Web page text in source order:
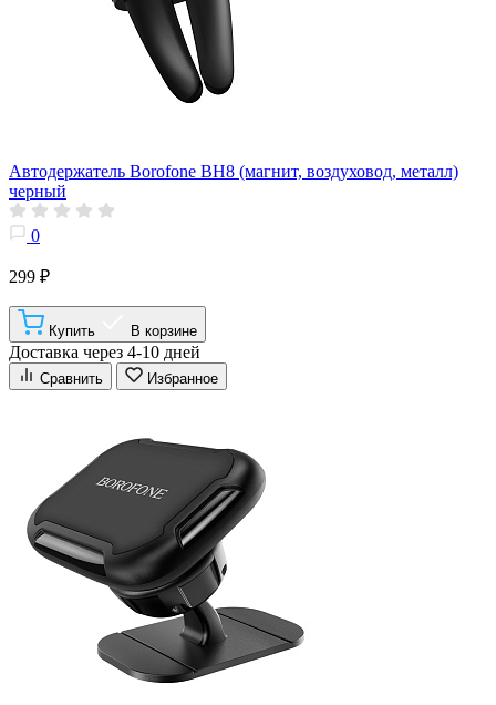
Автодержатель Borofone BH8 (магнит, воздуховод, металл)
черный
0
299 ₽
Купить В корзине
Доставка через 4-10 дней
Сравнить Избранное